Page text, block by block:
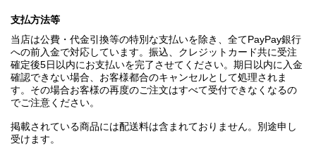
支払方法等
当店は公費・代金引換等の特別な支払いを除き、全てPayPay銀行
への前入金で対応しています。振込、クレジットカード共に受注
確定後5日以内にお支払いを完了させてください。期日以内に入金
確認できない場合、お客様都合のキャンセルとして処理されま
す。その場合お客様の再度のご注文はすべて受付できなくなるの
でご注意ください。
掲載されている商品には配送料は含まれておりません。別途申し
受けます。